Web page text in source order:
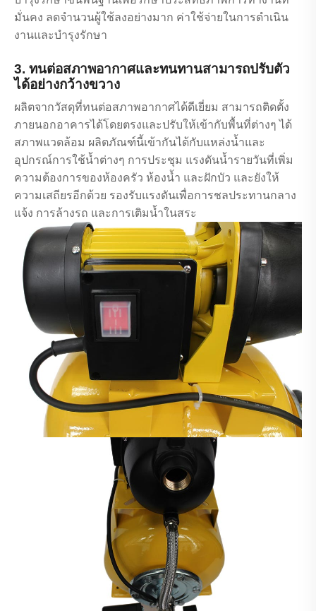
มั่นคง ลดจำนวนผู้ใช้ลงอย่างมาก ค่าใช้จ่ายในการดำเนิน
งานและบำรุงรักษา
3. ทนต่อสภาพอากาศและทนทานสามารถปรับตัว
ได้อย่างกว้างขวาง
ผลิตจากวัสดุที่ทนต่อสภาพอากาศได้ดีเยี่ยม สามารถติดตั้ง
ภายนอกอาคารได้โดยตรงและปรับให้เข้ากับพื้นที่ต่างๆ ได้
สภาพแวดล้อม ผลิตภัณฑ์นี้เข้ากันได้กับแหล่งน้ำและ
อุปกรณ์การใช้น้ำต่างๆ การประชุม แรงดันน้ำรายวันที่เพิ่ม
ความต้องการของห้องครัว ห้องน้ำ และฝักบัว และยังให้
ความเสถียรอีกด้วย รองรับแรงดันเพื่อการชลประทานกลาง
แจ้ง การล้างรถ และการเติมน้ำในสระ